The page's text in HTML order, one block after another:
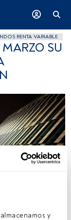
y
RENTA VARIABLE
SU